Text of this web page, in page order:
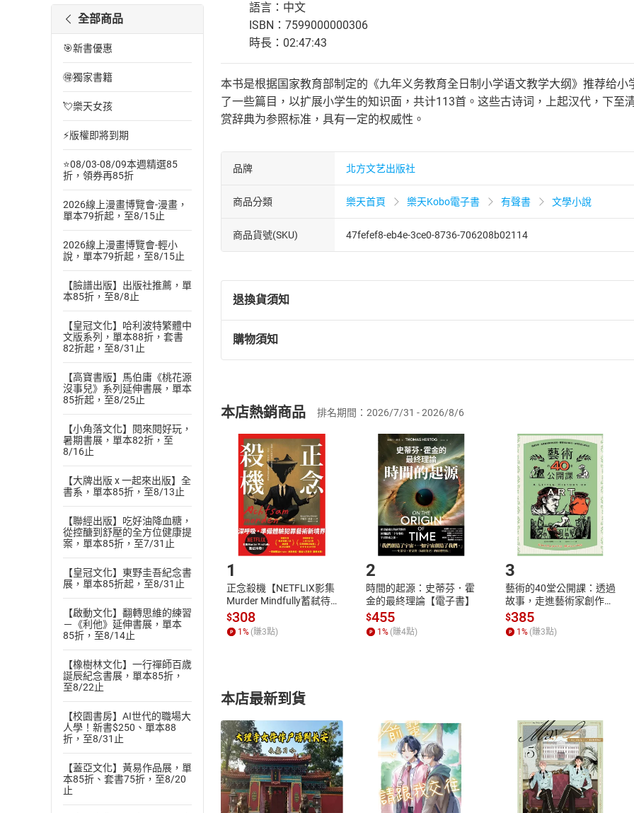
全部商品
🎯新書優惠
🉐獨家書籍
💘樂天女孩
⚡版權即將到期
⭐08/03-08/09本週精選85
折，領券再85折
2026線上漫畫博覽會-漫畫，
單本79折起，至8/15止
2026線上漫畫博覽會-輕小
說，單本79折起，至8/15止
【臉譜出版】出版社推薦，單
本85折，至8/8止
【皇冠文化】哈利波特繁體中
文版系列，單本88折，套書
82折起，至8/31止
【高寶書版】馬伯庸《桃花源
沒事兒》系列延伸書展，單本
85折起，至8/25止
【小角落文化】閱來閱好玩，
暑期書展，單本82折，至
8/16止
【大牌出版 x 一起來出版】全
書系，單本85折，至8/13止
【聯經出版】吃好油降血糖，
從控醣到舒壓的全方位健康提
案，單本85折，至7/31止
【皇冠文化】東野圭吾紀念書
展，單本85折起，至8/31止
【啟動文化】翻轉思維的練習
－《利他》延伸書展，單本
85折，至8/14止
【橡樹林文化】一行禪師百歲
誕辰紀念書展，單本85折，
至8/22止
【校園書房】AI世代的職場大
人學！新書$250、單本88
折，至8/31止
【蓋亞文化】黃易作品展，單
本85折、套書75折，至8/20
止
語言：中文
ISBN：7599000000306
時長：02:47:43
本书是根据国家教育部制定的《九年义务教育全日制小学语文教学大纲》推荐给
了一些篇目，以扩展小学生的知识面，共计113首。这些古诗词，上起汉代，下至
赏辞典为参照标准，具有一定的权威性。
品牌 北方文艺出版社
商品分類 樂天首頁 樂天Kobo電子書 有聲書 文學小說
商品貨號(SKU) 47fefef8-eb4e-3ce0-8736-706208b02114
退換貨須知
退換貨規定：
(一)依消費者保護法第19條第1項後段暨通訊交易解除權合理例外情事適用
(二)消費者訂購本店鋪之商品即代表知悉本店鋪所銷售之商品為電子書，
且已下載/存取電子書，不得請求退貨退款。
退貨方式：您欲取消訂單或辦理退貨時，請登入樂天市場，並於「我的訂單
貨」，本店鋪將依您的申請進行審核，待審核通過後將為您辦理退款事宜。
請注意，樂天市場須以整筆訂單為單位進行取消/退貨，恕無法以單支商品取
購物須知
挑選商品
Choose
放入購物車
Shopping cart
登入帳號
Login
購書後，如何開始使用？
Step1.選擇閱讀載具 Step2.登入
付款方式 退換貨規範
本店熱銷商品 排名期間：2026/7/31 - 2026/8/6
1
正念殺機【NETFLIX影集
Murder Mindfully蓄弒待
發】【電子書】
$308
1 % (賺3點)
2
時間的起源：史蒂芬．霍
金的最終理論【電子書】
$455
1 % (賺4點)
3
藝術的40堂公開課：透過
故事，走進藝術家創作現
場，看藝術如何誕生、如
何形塑人類生活【電子
書】
$385
1 % (賺3點)
本店最新到貨